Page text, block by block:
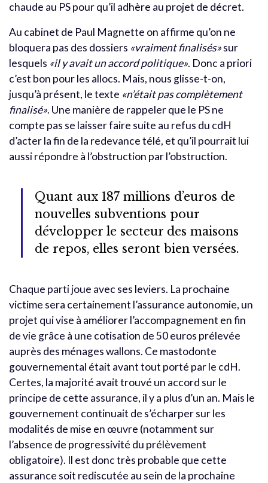
chaude au PS pour qu’il adhère au projet de décret.
Au cabinet de Paul Magnette on affirme qu’on ne
bloquera pas des dossiers «vraiment finalisés»sur
lesquels «il y avait un accord politique». Donc a priori
c’est bon pour les allocs. Mais, nous glisse-t-on,
jusqu’à présent, le texte «n’était pas complètement
finalisé». Une manière de rappeler que le PS ne
compte pas se laisser faire suite au refus du cdH
d’acter la fin de la redevance télé, et qu’il pourrait lui
aussi répondre à l’obstruction par l’obstruction.
Quant aux 187 millions d’euros de
nouvelles subventions pour
développer le secteur des maisons
de repos, elles seront bien versées.
Chaque parti joue avec ses leviers. La prochaine
victime sera certainement l’assurance autonomie, un
projet qui vise à améliorer l’accompagnement en fin
de vie grâce à une cotisation de 50 euros prélevée
auprès des ménages wallons. Ce mastodonte
gouvernemental était avant tout porté par le cdH.
Certes, la majorité avait trouvé un accord sur le
principe de cette assurance, il y a plus d’un an. Mais le
gouvernement continuait de s’écharper sur les
modalités de mise en œuvre (notamment sur
l’absence de progressivité du prélèvement
obligatoire). Il est donc très probable que cette
assurance soit rediscutée au sein de la prochaine